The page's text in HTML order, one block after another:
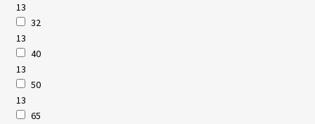
13
32
13
40
13
50
13
65